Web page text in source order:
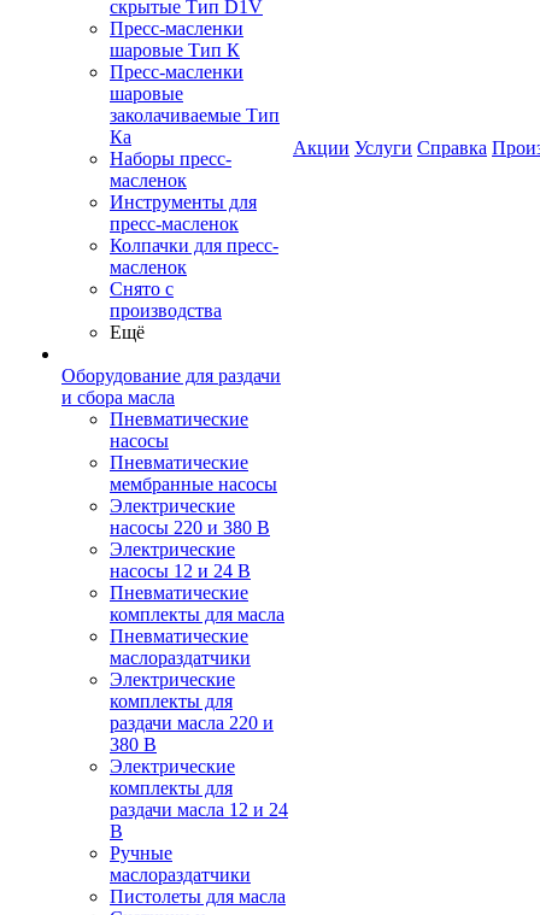
скрытые Тип D1V
Пресс-масленки
шаровые Тип К
Пресс-масленки
шаровые
заколачиваемые Тип
Кa
Наборы пресс-
масленок
Инструменты для
пресс-масленок
Колпачки для пресс-
масленок
Снято с
производства
Ещё
Оборудование для раздачи
и сбора масла
Пневматические
насосы
Пневматические
мембранные насосы
Электрические
насосы 220 и 380 В
Электрические
насосы 12 и 24 В
Пневматические
комплекты для масла
Пневматические
маслораздатчики
Электрические
комплекты для
раздачи масла 220 и
380 В
Электрические
комплекты для
раздачи масла 12 и 24
В
Ручные
маслораздатчики
Пистолеты для масла
Акции Услуги Справка